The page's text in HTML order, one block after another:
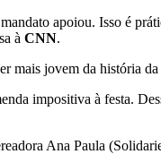
apoiou. Isso é
à CNN.
jovem da história
impositiva à festa.
Ana Paula